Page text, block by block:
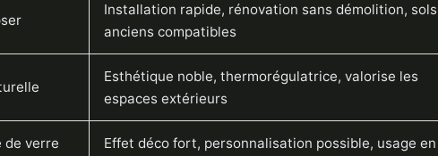
Installation rapide, rénovation sans démolition, sols
anciens compatibles
Esthétique noble, thermorégulatrice, valorise les
espaces extérieurs
de verre
Effet déco fort, personnalisation possible, usage en